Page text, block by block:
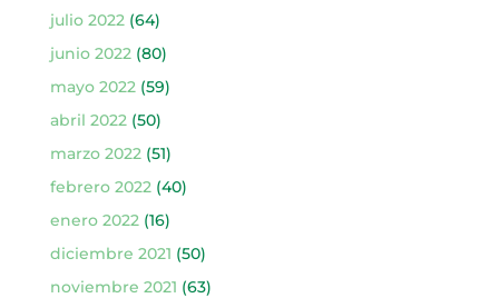
julio 2022 (64)
junio 2022 (80)
mayo 2022 (59)
abril 2022 (50)
marzo 2022 (51)
febrero 2022 (40)
enero 2022 (16)
diciembre 2021 (50)
noviembre 2021 (63)